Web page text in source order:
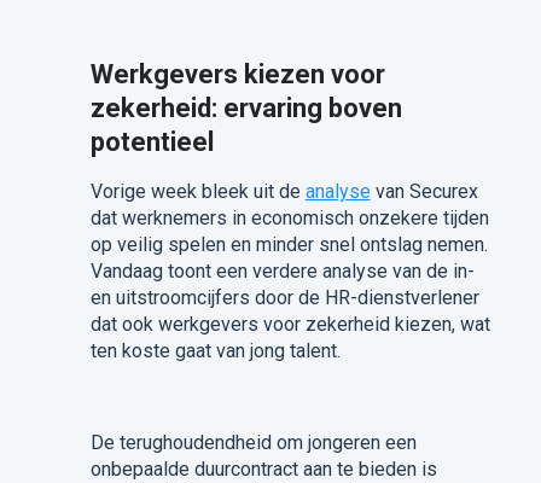
Werkgevers kiezen voor
zekerheid: ervaring boven
potentieel
Vorige week bleek uit de analyse van Securex
dat werknemers in economisch onzekere tijden
op veilig spelen en minder snel ontslag nemen.
Vandaag toont een verdere analyse van de in-
en uitstroomcijfers door de HR-dienstverlener
dat ook werkgevers voor zekerheid kiezen, wat
ten koste gaat van jong talent. ​
De terughoudendheid om jongeren een
onbepaalde duurcontract aan te bieden is